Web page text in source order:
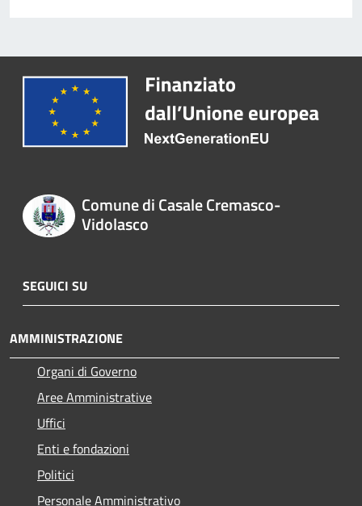
Comune di Casale Cremasco-
Vidolasco
SEGUICI SU
AMMINISTRAZIONE
Organi di Governo
Aree Amministrative
Uffici
Enti e fondazioni
Politici
Personale Amministrativo